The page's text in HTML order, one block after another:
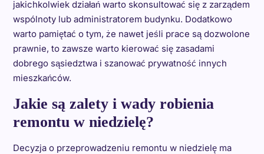
jakichkolwiek działań warto skonsultować się z zarządem
wspólnoty lub administratorem budynku. Dodatkowo
warto pamiętać o tym, że nawet jeśli prace są dozwolone
prawnie, to zawsze warto kierować się zasadami
dobrego sąsiedztwa i szanować prywatność innych
mieszkańców.
Jakie są zalety i wady robienia
remontu w niedzielę?
Decyzja o przeprowadzeniu remontu w niedzielę ma